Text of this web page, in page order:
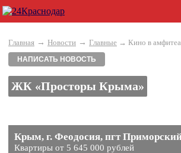
Главная → Новости → Главные → Кино в
НАПИСАТЬ НОВОСТЬ
ЖК «Просторы Крыма»
Крым, г. Феодосия, пгт
Квартиры от 5 645 000 рублей